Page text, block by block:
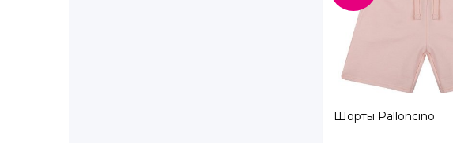
Сертолово г., Свирская ул., д. 1, ТК Новое Сертолово
Шорты Palloncino